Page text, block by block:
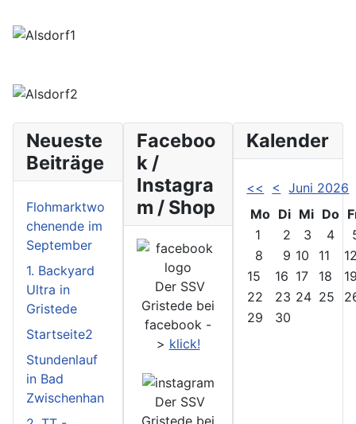
Neueste
Beiträge
Flohmarktwo
chenende im
September
1. Backyard
Ultra in
Gristede
Startseite2
Stundenlauf
in Bad
Zwischenhan
Faceboo
k /
Instagra
m / Shop
Der SSV
Gristede bei
facebook -
> klick!
Der SSV
Kalender
<< <
Juni 2026
Mo Di Mi Do
1
2 3 4
8
9 10 11
15
16 17 18
22
23 24 25
29
30